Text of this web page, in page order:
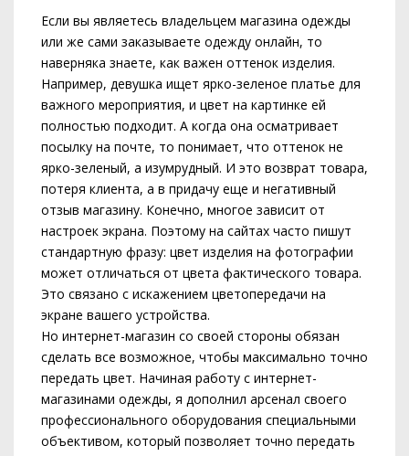
Если вы являетесь владельцем магазина одежды
или же сами заказываете одежду онлайн, то
наверняка знаете, как важен оттенок изделия.
Например, девушка ищет ярко-зеленое платье для
важного мероприятия, и цвет на картинке ей
полностью подходит. А когда она осматривает
посылку на почте, то понимает, что оттенок не
ярко-зеленый, а изумрудный. И это возврат товара,
потеря клиента, а в придачу еще и негативный
отзыв магазину. Конечно, многое зависит от
настроек экрана. Поэтому на сайтах часто пишут
стандартную фразу: цвет изделия на фотографии
может отличаться от цвета фактического товара.
Это связано с искажением цветопередачи на
экране вашего устройства.
Но интернет-магазин со своей стороны обязан
сделать все возможное, чтобы максимально точно
передать цвет. Начиная работу с интернет-
магазинами одежды, я дополнил арсенал своего
профессионального оборудования специальными
объективом, который позволяет точно передать